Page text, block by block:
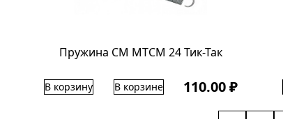
Пружина СМ МТСМ 24 Тик-Так
В корзину В корзине 110.00 ₽